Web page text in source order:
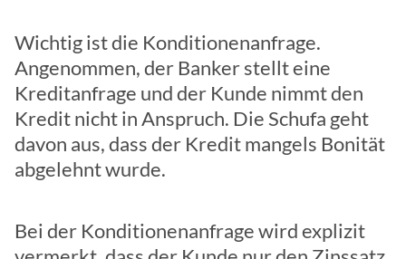
Wichtig ist die Konditionenanfrage.
Angenommen, der Banker stellt eine
Kreditanfrage und der Kunde nimmt den
Kredit nicht in Anspruch. Die Schufa geht
davon aus, dass der Kredit mangels Bonität
abgelehnt wurde.
Bei der Konditionenanfrage wird explizit